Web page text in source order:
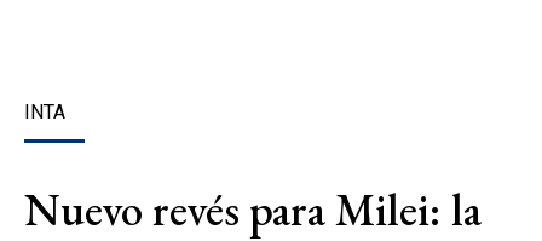
INTA
Nuevo revés para Milei: la